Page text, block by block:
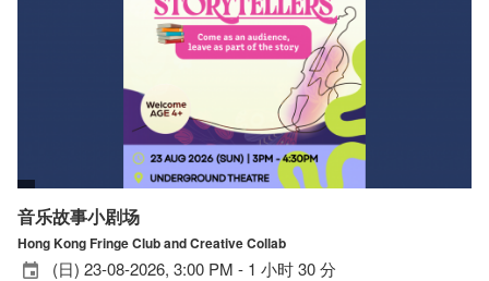
音乐故事小剧场
Hong Kong Fringe Club and Creative Collab
(日) 23-08-2026, 3:00 PM - 1 小时 30 分